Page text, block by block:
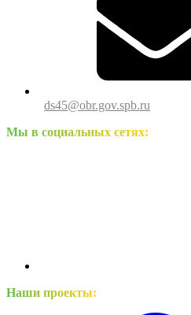
ds45@obr.gov.spb.ru
Мы в социальных сетях:
Наши проекты: